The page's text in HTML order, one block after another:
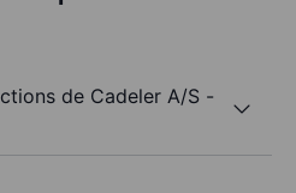
de Cadeler A/S -